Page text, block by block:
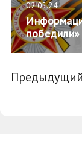
02.05.24
победили»